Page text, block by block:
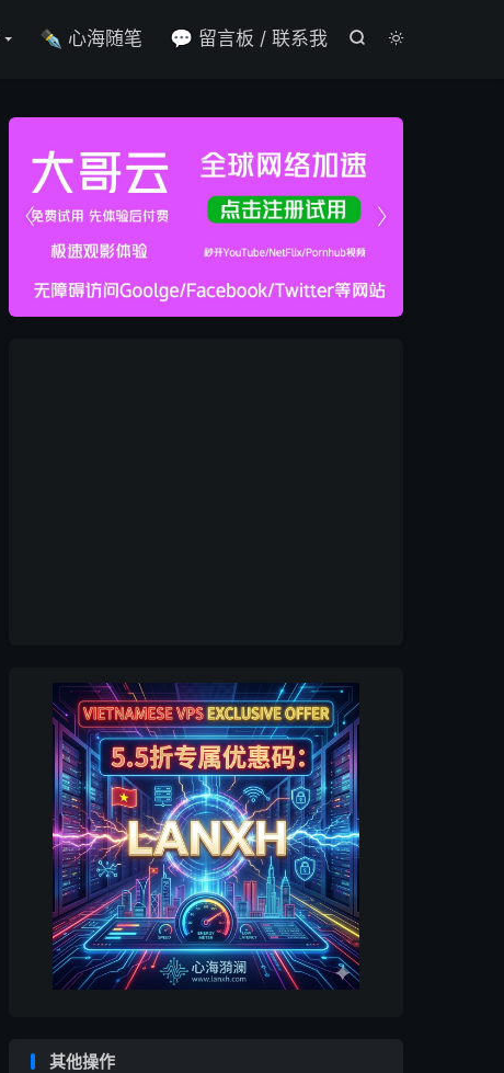


✒️ 心海随笔 💬 留言板 / 联系我


其他操作